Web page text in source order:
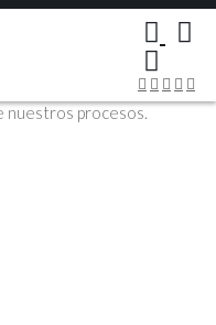
sus opiniones son muy
nuestros procesos.